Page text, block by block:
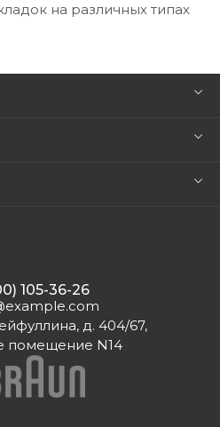
на различных типах
105-36-26
д. 404/67,
помещение N14